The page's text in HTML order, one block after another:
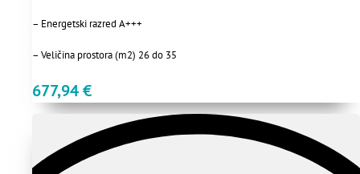
– Energetski razred A+++
– Veličina prostora (m2) 26 do 35
677,94€